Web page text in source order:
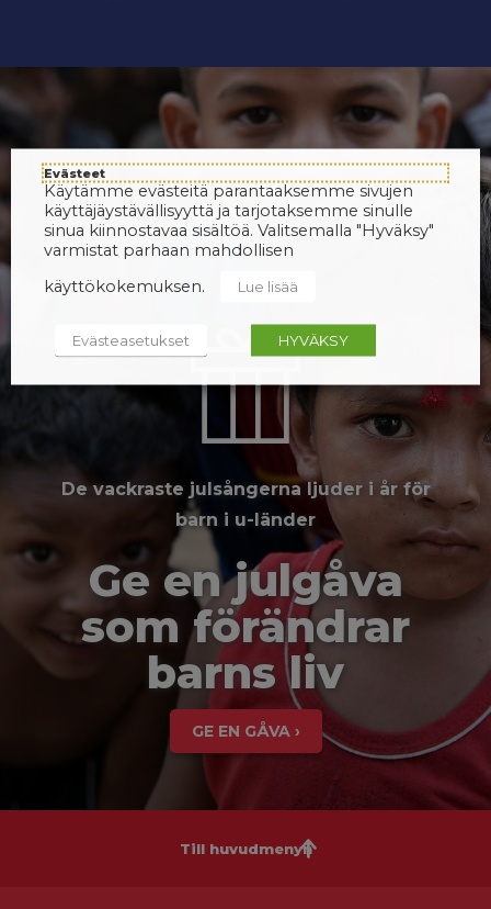
De vackraste julsångerna ljuder i år för
barn i u-länder
Ge en julgåva
som förändrar
barns liv
GE EN GÅVA ›
Till huvudmenyn
Evästeet
Käytämme evästeitä parantaaksemme sivujen
käyttäjäystävällisyyttä ja tarjotaksemme sinulle
sinua kiinnostavaa sisältöä. Valitsemalla "Hyväksy"
varmistat parhaan mahdollisen
käyttökokemuksen.
Lue lisää
Evästeasetukset HYVÄKSY